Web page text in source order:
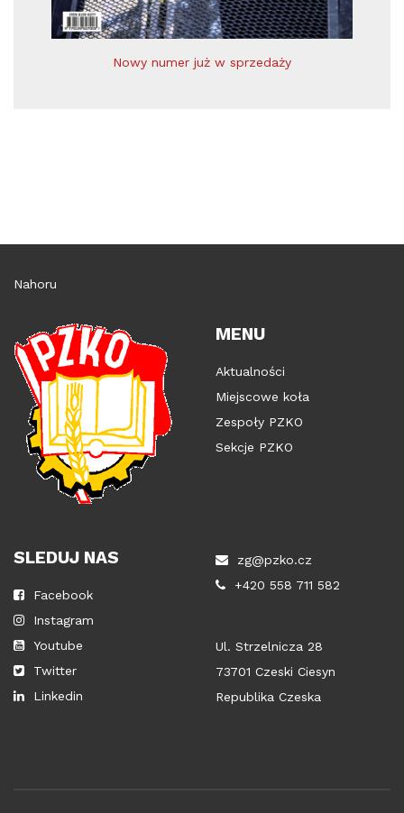
Nowy numer już w sprzedaży
Nahoru
MENU
Aktualności
Miejscowe koła
Zespoły PZKO
Sekcje PZKO
SLEDUJ NAS
Facebook
Instagram
Youtube
Twitter
Linkedin
zg@pzko.cz
+420 558 711 582
Ul. Strzelnicza 28
73701 Czeski Ciesyn
Republika Czeska